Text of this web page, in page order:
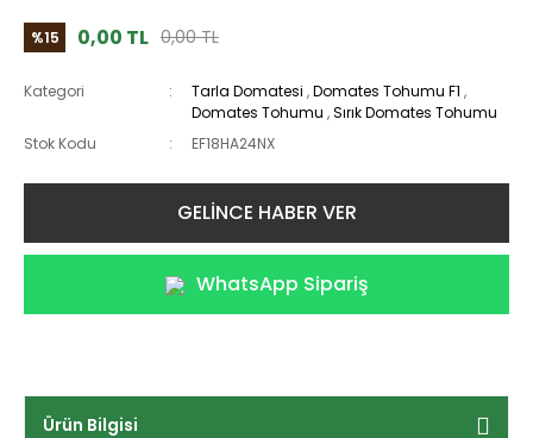
%15 0,00 TL 0,00 TL
Kategori Tarla Domatesi ,Domates Tohumu F1 ,
Domates Tohumu ,Sırık Domates Tohumu
Stok Kodu
EF18HA24NX
GELİNCE HABER VER
WhatsApp Sipariş
Ürün Bilgisi